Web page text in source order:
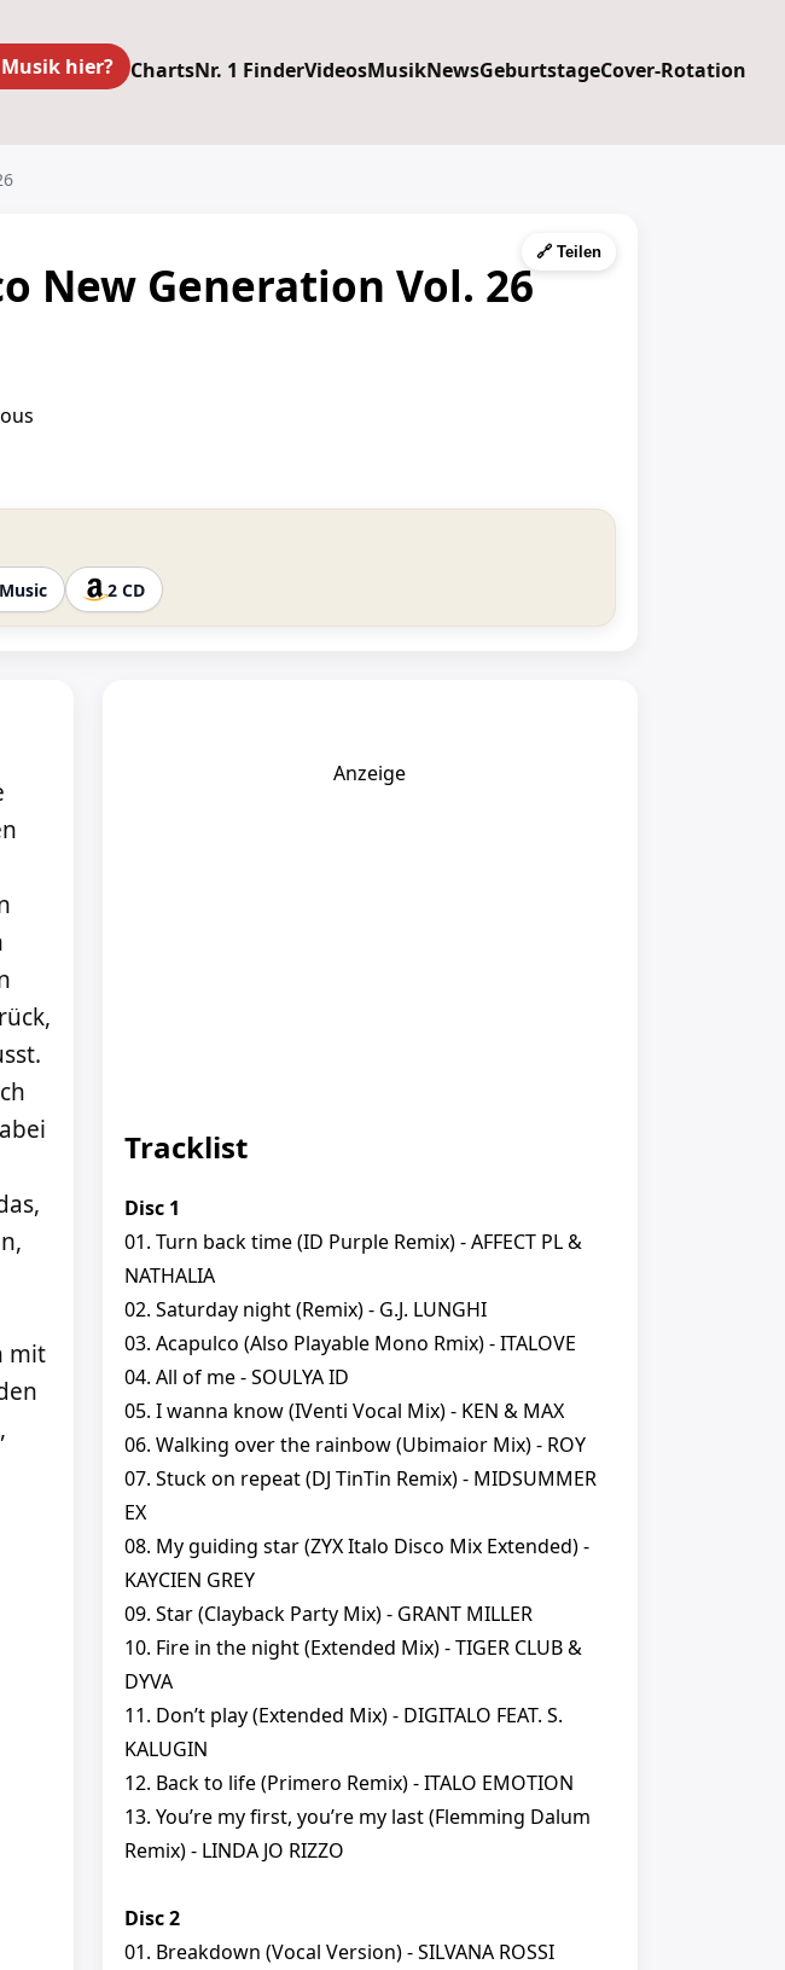
hier? ChartsNr. 1 FinderVideosMusikNewsGeburtstageCover-Rotation
🔗 Teilen
New Generation Vol. 26
2 CD
mit
Anzeige
Tracklist
Disc 1
01. Turn back time (ID Purple Remix) - AFFECT PL &
NATHALIA
02. Saturday night (Remix) - G.J. LUNGHI
03. Acapulco (Also Playable Mono Rmix) - ITALOVE
04. All of me - SOULYA ID
05. I wanna know (IVenti Vocal Mix) - KEN & MAX
06. Walking over the rainbow (Ubimaior Mix) - ROY
07. Stuck on repeat (DJ TinTin Remix) - MIDSUMMER
EX
08. My guiding star (ZYX Italo Disco Mix Extended) -
KAYCIEN GREY
09. Star (Clayback Party Mix) - GRANT MILLER
10. Fire in the night (Extended Mix) - TIGER CLUB &
DYVA
11. Don’t play (Extended Mix) - DIGITALO FEAT. S.
KALUGIN
12. Back to life (Primero Remix) - ITALO EMOTION
13. You’re my first, you’re my last (Flemming Dalum
Remix) - LINDA JO RIZZO
Disc 2
01. Breakdown (Vocal Version) - SILVANA ROSSI